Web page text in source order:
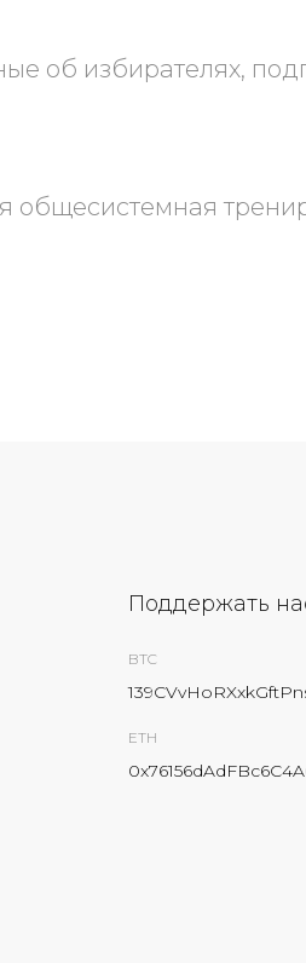
об избирателях,
общесистемная
Поддержать
BTC
ETH